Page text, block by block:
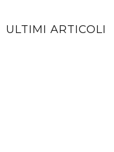
ULTIMI ARTICOLI